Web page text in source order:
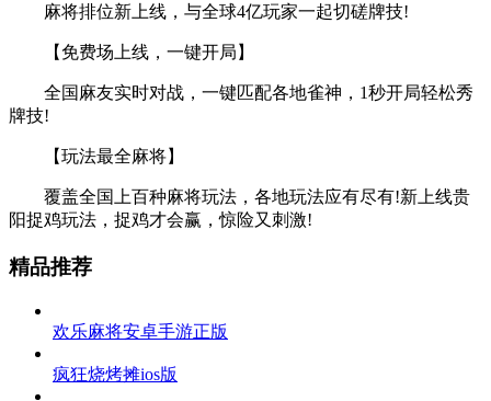
麻将排位新上线，与全球4亿玩家一起切磋牌技!
【免费场上线，一键开局】
全国麻友实时对战，一键匹配各地雀神，1秒开局轻松秀
牌技!
【玩法最全麻将】
覆盖全国上百种麻将玩法，各地玩法应有尽有!新上线贵
阳捉鸡玩法，捉鸡才会赢，惊险又刺激!
精品推荐
欢乐麻将安卓手游正版
疯狂烧烤摊ios版